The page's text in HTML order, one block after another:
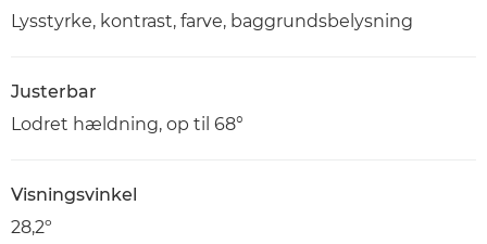
Lysstyrke, kontrast, farve, baggrundsbelysning
Justerbar
Lodret hældning, op til 68°
Visningsvinkel
28,2º